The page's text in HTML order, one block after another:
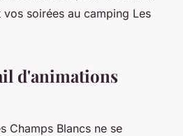
soirées au camping Les
d'animations
Champs Blancs ne se